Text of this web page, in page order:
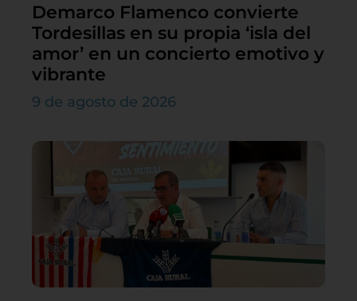
Demarco Flamenco convierte
Tordesillas en su propia ‘isla del
amor’ en un concierto emotivo y
vibrante
9 de agosto de 2026